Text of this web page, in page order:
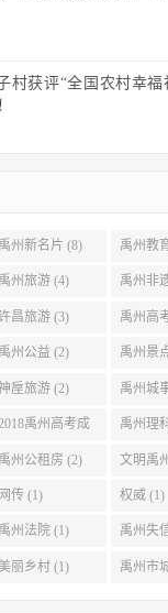
村获评“全国农村幸福
禹州新名片 (8) 禹州教
禹州旅游 (4) 禹州非
昌旅游 (3) 禹州高
禹州公益 (2) 禹州景
垕旅游 (2) 禹州城
禹州高考成
绩 (2)
禹州理
禹州公租房 (2) 文明禹
网传 (1) 权威 (1)
禹州法院 (1) 禹州失
丽乡村 (1) 禹州市